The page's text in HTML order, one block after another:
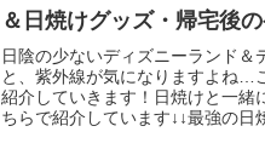
＆日焼けグッズ・帰宅後
日陰の少ないディズニーランド＆
と、紫外線が気になりますよね…
紹介していきます！日焼けと一緒
ちらで紹介しています↓↓最強の日